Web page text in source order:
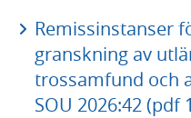
Remissinstanser
granskning av
trossamfund och
SOU 2026:42 (pdf